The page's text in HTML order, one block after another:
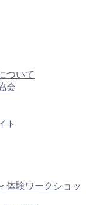
ついて
会
ト
体験ワークショッ